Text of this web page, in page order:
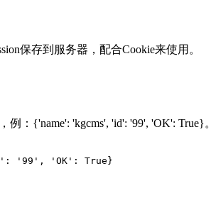
保存到服务器，配合Cookie来使用。
{'name': 'kgcms', 'id': '99', 'OK': True}。
'99', 'OK': True}